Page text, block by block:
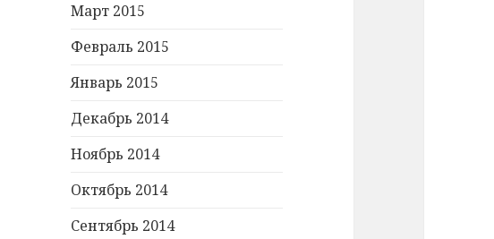
Март 2015
Февраль 2015
Январь 2015
Декабрь 2014
Ноябрь 2014
Октябрь 2014
Сентябрь 2014